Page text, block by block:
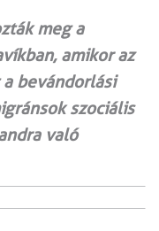
meg a
amikor az
bevándorlási
szociális
való